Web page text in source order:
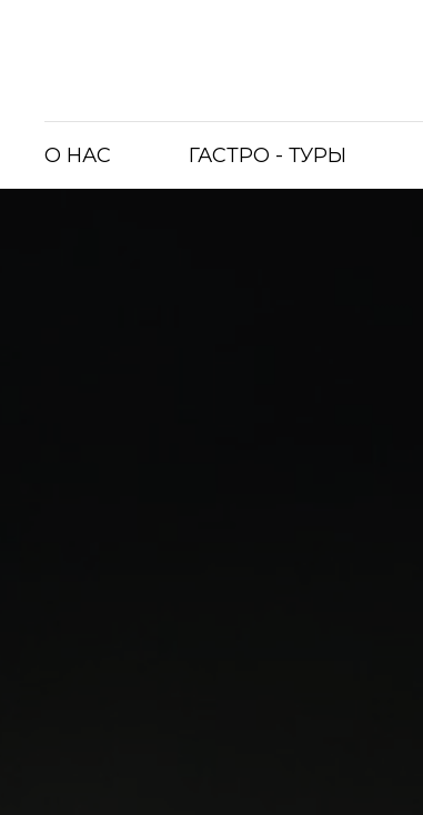
О НАС ГАСТРО - ТУРЫ